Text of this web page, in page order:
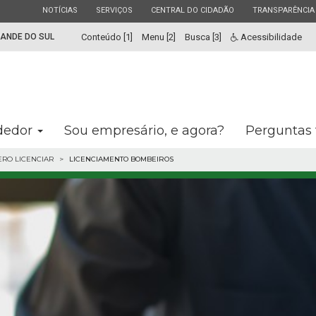
ESTADO
NOTÍCIAS ESTADO
SERVIÇOS ESTADO
CENTRAL DO CIDADÃO ESTADO
TRANSPARÊNCIA
DO SUL Conteúdo [1] Menu [2] Busca [3] Acessibilidade
Sou empresário, e agora? Perguntas
LICENCIAR LICENCIAMENTO BOMBEIROS